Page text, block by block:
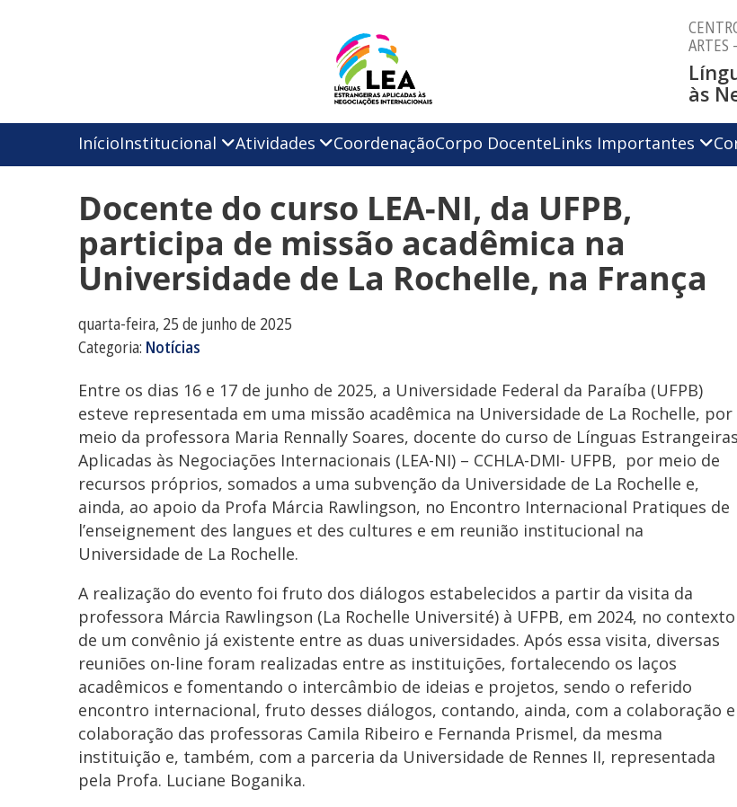
ARTES
às
InícioInstitucional Atividades CoordenaçãoCorpo DocenteLinks Importantes
Docente do curso LEA-NI, da UFPB,
participa de missão acadêmica na
Universidade de La Rochelle, na França
quarta-feira, 25 de junho de 2025
Categoria: Notícias
Entre os dias 16 e 17 de junho de 2025, a Universidade Federal da Paraíba (UFPB)
esteve representada em uma missão acadêmica na Universidade de La Rochelle, por
meio da professora Maria Rennally Soares, docente do curso de Línguas Estrangeiras
Aplicadas às Negociações Internacionais (LEA-NI) – CCHLA-DMI- UFPB, por meio de
recursos próprios, somados a uma subvenção da Universidade de La Rochelle e,
ainda, ao apoio da Profa Márcia Rawlingson, no Encontro Internacional Pratiques de
l’enseignement des langues et des cultures e em reunião institucional na
Universidade de La Rochelle.
A realização do evento foi fruto dos diálogos estabelecidos a partir da visita da
professora Márcia Rawlingson (La Rochelle Université) à UFPB, em 2024, no contexto
de um convênio já existente entre as duas universidades. Após essa visita, diversas
reuniões on-line foram realizadas entre as instituições, fortalecendo os laços
acadêmicos e fomentando o intercâmbio de ideias e projetos, sendo o referido
encontro internacional, fruto desses diálogos, contando, ainda, com a colaboração e
colaboração das professoras Camila Ribeiro e Fernanda Prismel, da mesma
instituição e, também, com a parceria da Universidade de Rennes II, representada
pela Profa. Luciane Boganika.